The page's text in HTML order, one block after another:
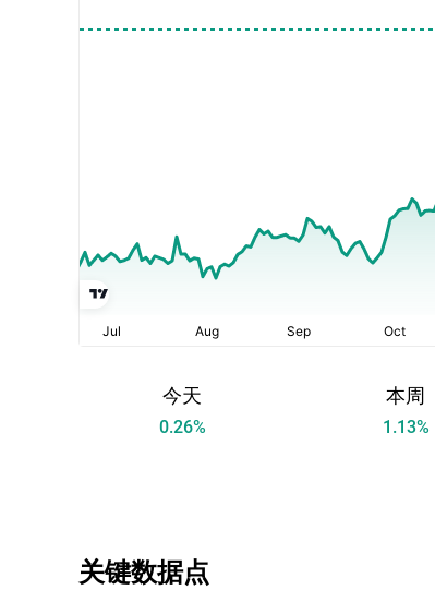
今天
0.26%
本周
1.13%
关键数据点